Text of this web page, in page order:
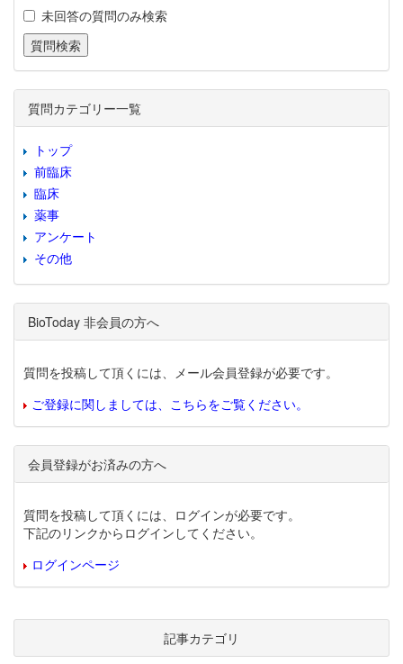
未回答の質問のみ検索
質問カテゴリー一覧
トップ
前臨床
臨床
薬事
アンケート
その他
BioToday 非会員の方へ
質問を投稿して頂くには、メール会員登録が必要です。
ご登録に関しましては、こちらをご覧ください。
会員登録がお済みの方へ
質問を投稿して頂くには、ログインが必要です。
下記のリンクからログインしてください。
ログインページ
記事カテゴリ